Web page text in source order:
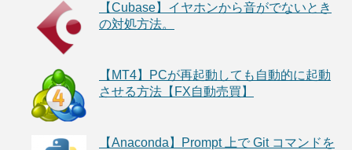
【Cubase】イヤホンから音がでないとき
の対処方法。
【MT4】PCが再起動しても自動的に起動
させる方法【FX自動売買】
【Anaconda】Prompt 上で Git コマンドを